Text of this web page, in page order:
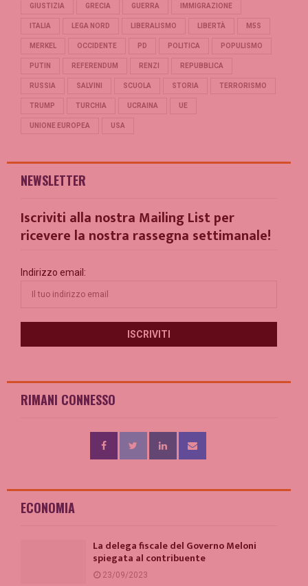
GIUSTIZIA GRECIA GUERRA IMMIGRAZIONE
ITALIA LEGA NORD LIBERALISMO LIBERTÀ M5S
MERKEL OCCIDENTE PD POLITICA POPULISMO
PUTIN REFERENDUM RENZI REPUBBLICA
RUSSIA SALVINI SCUOLA STORIA TERRORISMO
TRUMP TURCHIA UCRAINA UE
UNIONE EUROPEA USA
NEWSLETTER
Iscriviti alla nostra Mailing List per
ricevere la nostra rassegna settimanale!
Indirizzo email:
RIMANI CONNESSO
ECONOMIA
La delega fiscale del Governo Meloni
spiegata al contribuente
23/09/2023